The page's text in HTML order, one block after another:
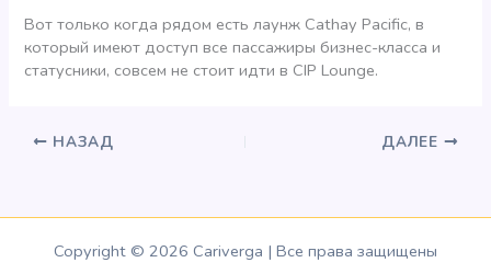
Вот только когда рядом есть лаунж Cathay Pacific, в
который имеют доступ все пассажиры бизнес-класса и
статусники, совсем не стоит идти в CIP Lounge.
НАЗАД ДАЛЕЕ
Copyright © 2026 Cariverga | Все права защищены